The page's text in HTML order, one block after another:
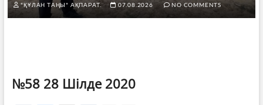
"ҚҰЛАН ТАҢЫ" АҚПАРАТ. 07.08.2026 NO COMMENTS
№58 28 Шілде 2020